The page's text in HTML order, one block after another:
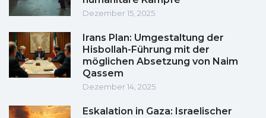
Dezember 15, 2025
Irans Plan: Umgestaltung der
Hisbollah-Führung mit der
möglichen Absetzung von Naim
Qassem
Dezember 14, 2025
Eskalation in Gaza: Israelischer